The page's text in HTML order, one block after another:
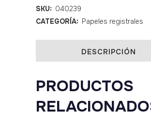
K61B
MITSUBISHI
quantity
SKU: 040239
CATEGORÍA: Papeles registrales
DESCRIPCIÓN
PRODUCTOS